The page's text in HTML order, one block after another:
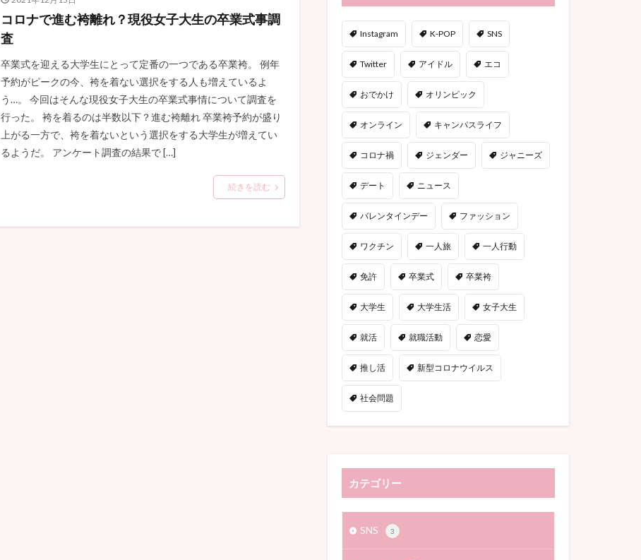
コロナで進む袴離れ？現役女子大生の卒業式事調
査
卒業式を迎える大学生にとって定番の一つである卒業袴。 例年
予約がピークの今、袴を着ない選択をする人も増えているよ
う…。 今回はそんな現役女子大生の卒業式事情について調査を
行った。 袴を着るのは半数以下？進む袴離れ 卒業袴予約が盛り
上がる一方で、袴を着ないという選択をする大学生が増えてい
るようだ。 アンケート調査の結果で […]
続きを読む
Instagram K-POP SNS
Twitter アイドル エコ
おでかけ オリンピック
オンライン キャンパスライフ
コロナ禍 ジェンダー ジャニーズ
デート ニュース
バレンタインデー ファッション
ワクチン 一人旅 一人行動
免許 卒業式 卒業袴
大学生 大学生活 女子大生
就活 就職活動 恋愛
推し活 新型コロナウイルス
社会問題
カテゴリー
SNS 3